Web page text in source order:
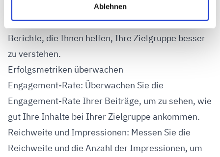
Ablehnen
Externe Tools: Tools wie Google Analytics oder
Hootsuite bieten detaillierte Analysen und
Berichte, die Ihnen helfen, Ihre Zielgruppe besser
zu verstehen.
Erfolgsmetriken überwachen
Engagement-Rate: Überwachen Sie die
Engagement-Rate Ihrer Beiträge, um zu sehen, wie
gut Ihre Inhalte bei Ihrer Zielgruppe ankommen.
Reichweite und Impressionen: Messen Sie die
Reichweite und die Anzahl der Impressionen, um